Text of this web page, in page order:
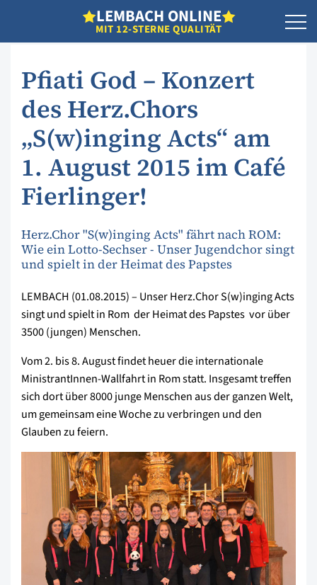
LEMBACH ONLINE
MIT 12-STERNE QUALITÄT
Pfiati God – Konzert
des Herz.Chors
„S(w)inging Acts“ am
1. August 2015 im Café
Fierlinger!
Herz.Chor "S(w)inging Acts" fährt nach ROM:
Wie ein Lotto-Sechser - Unser Jugendchor singt
und spielt in der Heimat des Papstes
LEMBACH (01.08.2015) – Unser Herz.Chor S(w)inging Acts
singt und spielt in Rom  der Heimat des Papstes  vor über
3500 (jungen) Menschen.
Vom 2. bis 8. August findet heuer die internationale
MinistrantInnen-Wallfahrt in Rom statt. Insgesamt treffen
sich dort über 8000 junge Menschen aus der ganzen Welt,
um gemeinsam eine Woche zu verbringen und den
Glauben zu feiern.